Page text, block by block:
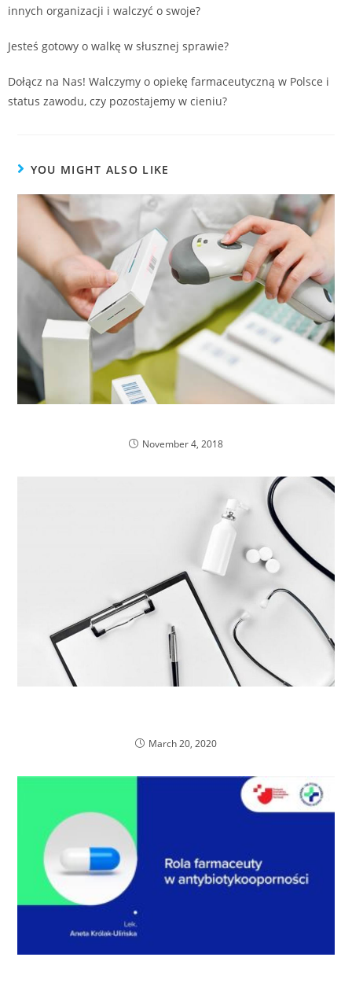
innych organizacji i walczyć o swoje?
Jesteś gotowy o walkę w słusznej sprawie?
Dołącz na Nas! Walczymy o opiekę farmaceutyczną w Polsce i
status zawodu, czy pozostajemy w cieniu?
YOU MIGHT ALSO LIKE
November 4, 2018
March 20, 2020